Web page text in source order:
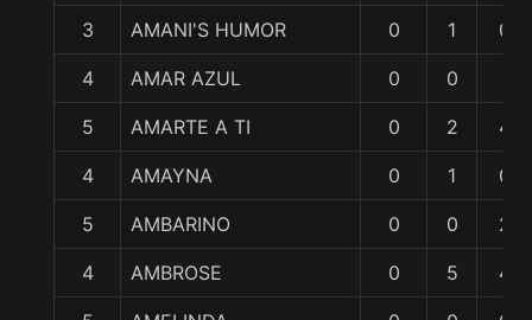
3 AMANI'S HUMOR 0 1 0
4 AMAR AZUL 0 0
5 AMARTE A TI 0 2 4
4 AMAYNA 0 1 0
5 AMBARINO 0 0 2
4 AMBROSE 0 5 4